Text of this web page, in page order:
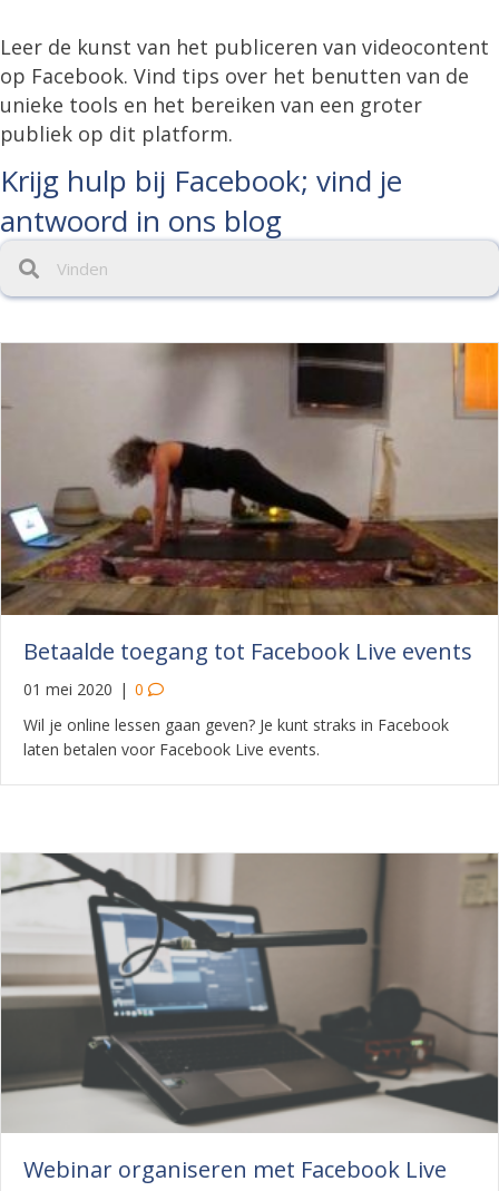
Leer de kunst van het publiceren van videocontent
op Facebook. Vind tips over het benutten van de
unieke tools en het bereiken van een groter
publiek op dit platform.
Krijg hulp bij Facebook; vind je
antwoord in ons blog
Betaalde toegang tot Facebook Live events
01 mei 2020 | 0
Wil je online lessen gaan geven? Je kunt straks in Facebook
laten betalen voor Facebook Live events.
Webinar organiseren met Facebook Live